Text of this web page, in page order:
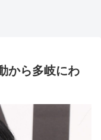
から多岐にわ